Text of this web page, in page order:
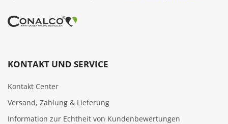
KONTAKT UND SERVICE
Kontakt Center
Versand, Zahlung & Lieferung
Information zur Echtheit von Kundenbewertungen